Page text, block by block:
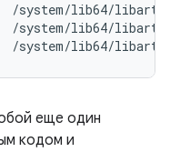
/system/lib64/
/system/lib64/
еще один
кодом и